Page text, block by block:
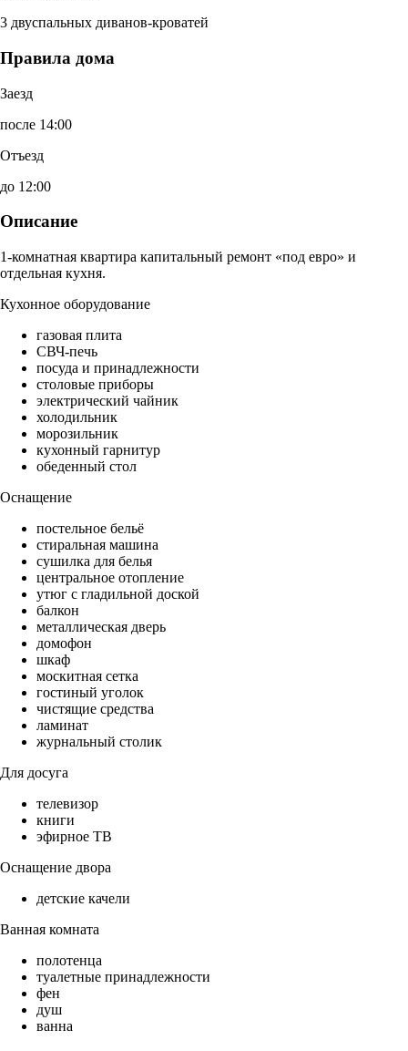
3 двуспальных диванов-кроватей
Правила дома
Заезд
после 14:00
Отъезд
до 12:00
Описание
1-комнатная квартира капитальный ремонт «под евро» и
отдельная кухня.
Кухонное оборудование
газовая плита
СВЧ-печь
посуда и принадлежности
столовые приборы
электрический чайник
холодильник
морозильник
кухонный гарнитур
обеденный стол
Оснащение
постельное бельё
стиральная машина
сушилка для белья
центральное отопление
утюг с гладильной доской
балкон
металлическая дверь
домофон
шкаф
москитная сетка
гостиный уголок
чистящие средства
ламинат
журнальный столик
Для досуга
телевизор
книги
эфирное ТВ
Оснащение двора
детские качели
Ванная комната
полотенца
туалетные принадлежности
фен
душ
ванна